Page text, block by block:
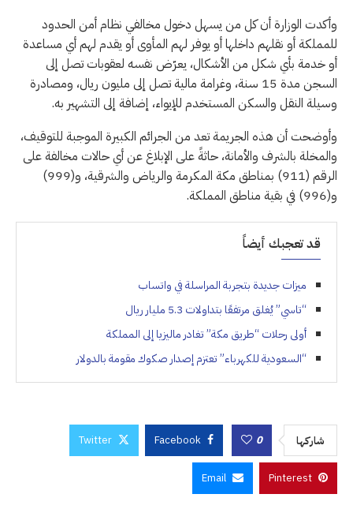
وأكدت الوزارة أن كل من يسهل دخول مخالفي نظام أمن الحدود
للمملكة أو نقلهم داخلها أو يوفر لهم المأوى أو يقدم لهم أي مساعدة
أو خدمة بأي شكل من الأشكال، يعرّض نفسه لعقوبات تصل إلى
السجن مدة 15 سنة، وغرامة مالية تصل إلى مليون ريال، ومصادرة
وسيلة النقل والسكن المستخدم للإيواء، إضافة إلى التشهير به.
وأوضحت أن هذه الجريمة تعد من الجرائم الكبيرة الموجبة للتوقيف،
والمخلة بالشرف والأمانة، حاثةً على الإبلاغ عن أي حالات مخالفة على
الرقم (911) بمناطق مكة المكرمة والرياض والشرقية، و(999)
و(996) في بقية مناطق المملكة.
قد تعجبك أيضاً
ميزات جديدة بتجربة المراسلة في واتساب
“تاسي” يُغلق مرتفعًا بتداولات 5.3 مليار ريال
أولى رحلات “طريق مكة” تغادر ماليزيا إلى المملكة
“السعودية للكهرباء” تعتزم إصدار صكوك مقومة بالدولار
شاركها 0
Facebook
Twitter
Pinterest
Email